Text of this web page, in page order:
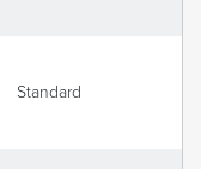
Standard